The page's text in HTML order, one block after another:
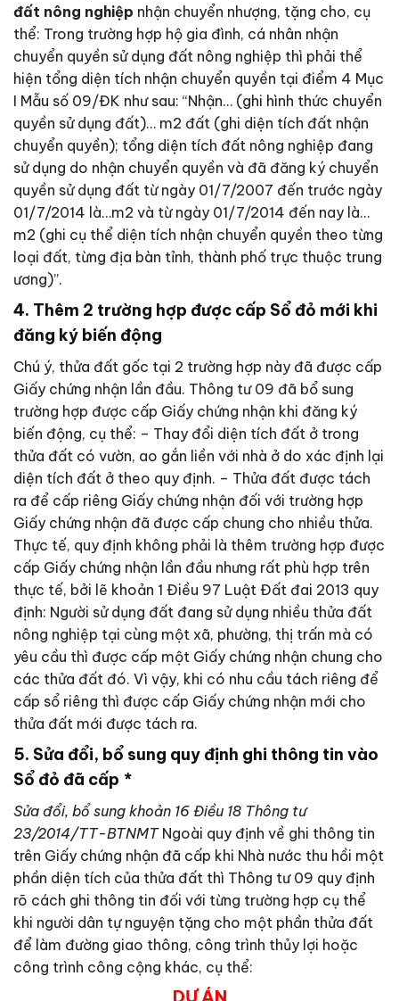
đất nông nghiệp nhận chuyển nhượng, tặng cho, cụ
thể: Trong trường hợp hộ gia đình, cá nhân nhận
chuyển quyền sử dụng đất nông nghiệp thì phải thể
hiện tổng diện tích nhận chuyển quyền tại điểm 4 Mục
I Mẫu số 09/ĐK như sau: “Nhận… (ghi hình thức chuyển
quyền sử dụng đất)… m2 đất (ghi diện tích đất nhận
chuyển quyền); tổng diện tích đất nông nghiệp đang
sử dụng do nhận chuyển quyền và đã đăng ký chuyển
quyền sử dụng đất từ ngày 01/7/2007 đến trước ngày
01/7/2014 là…m2 và từ ngày 01/7/2014 đến nay là…
m2 (ghi cụ thể diện tích nhận chuyển quyền theo từng
loại đất, từng địa bàn tỉnh, thành phố trực thuộc trung
ương)”.
4. Thêm 2 trường hợp được cấp Sổ đỏ mới khi
đăng ký biến động
Chú ý, thửa đất gốc tại 2 trường hợp này đã được cấp
Giấy chứng nhận lần đầu. Thông tư 09 đã bổ sung
trường hợp được cấp Giấy chứng nhận khi đăng ký
biến động, cụ thể: – Thay đổi diện tích đất ở trong
thửa đất có vườn, ao gắn liền với nhà ở do xác định lại
diện tích đất ở theo quy định. – Thửa đất được tách
ra để cấp riêng Giấy chứng nhận đối với trường hợp
Giấy chứng nhận đã được cấp chung cho nhiều thửa.
Thực tế, quy định không phải là thêm trường hợp được
cấp Giấy chứng nhận lần đầu nhưng rất phù hợp trên
thực tế, bởi lẽ khoản 1 Điều 97 Luật Đất đai 2013 quy
định: Người sử dụng đất đang sử dụng nhiều thửa đất
nông nghiệp tại cùng một xã, phường, thị trấn mà có
yêu cầu thì được cấp một Giấy chứng nhận chung cho
các thửa đất đó. Vì vậy, khi có nhu cầu tách riêng để
cấp sổ riêng thì được cấp Giấy chứng nhận mới cho
thửa đất mới được tách ra.
5. Sửa đổi, bổ sung quy định ghi thông tin vào
Sổ đỏ đã cấp *
Sửa đổi, bổ sung khoản 16 Điều 18 Thông tư
23/2014/TT-BTNMTNgoài quy định về ghi thông tin
trên Giấy chứng nhận đã cấp khi Nhà nước thu hồi một
phần diện tích của thửa đất thì Thông tư 09 quy định
rõ cách ghi thông tin đối với từng trường hợp cụ thể
khi người dân tự nguyện tặng cho một phần thửa đất
để làm đường giao thông, công trình thủy lợi hoặc
công trình công cộng khác, cụ thể: